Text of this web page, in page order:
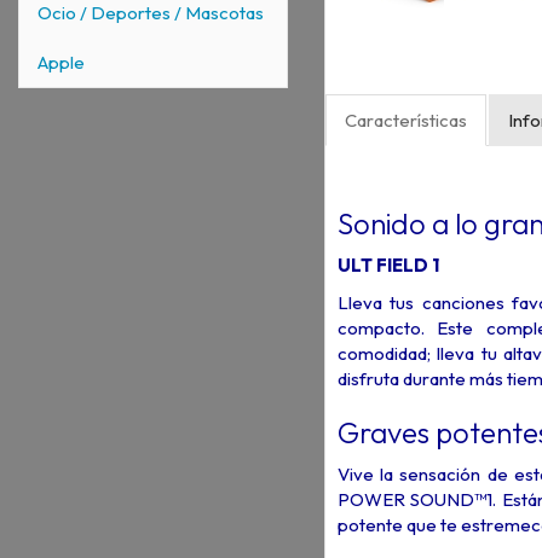
Ocio / Deportes / Mascotas
Apple
Características
Sonido a lo
ULT FIELD 1
Lleva tus canciones
compacto. Este
comodidad; lleva tu
disfruta durante más
Graves
Vive la sensación de
POWER SOUND™1.
potente que te